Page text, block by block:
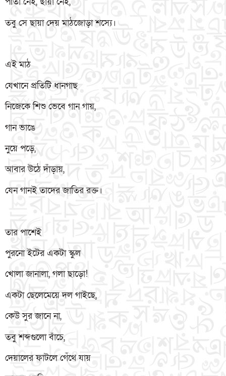
তবু সে ছায়া দেয় মাঠজোড়া শস্যে।
এই মাঠ
যেখানে প্রতিটি ধানগাছ
নিজেকে শিশু ভেবে গান গায়,
গান ভাঙে
নুয়ে পড়ে,
আবার উঠে দাঁড়ায়,
যেন গানই তাদের জাতির রক্ত।
তার পাশেই
পুরনো ইটের একটা স্কুল
খোলা জানালা, গলা ছাড়ো!
একটা ছেলেমেয়ে দল গাইছে,
কেউ সুর জানে না,
তবু শব্দগুলো বাঁচে,
দেয়ালের ফাটলে গেঁথে যায়